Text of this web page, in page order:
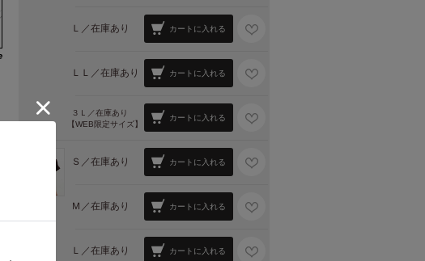
Ｌ／在庫あり カートに入れる
ＬＬ／在庫あり カートに入れる
３Ｌ／在庫あり
【WEB限定サイズ】
カートに入れる
Ｓ／在庫あり カートに入れる
Ｍ／在庫あり カートに入れる
Ｌ／在庫あり カートに入れる